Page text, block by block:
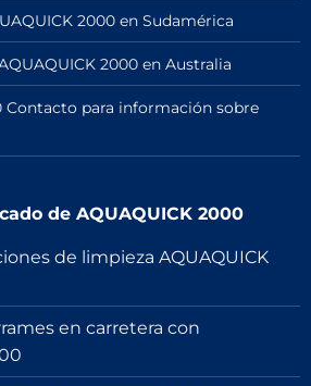
2000 en Sudamérica
2000 en Australia
Contacto para información sobre
de AQUAQUICK 2000
de limpieza AQUAQUICK
en carretera con